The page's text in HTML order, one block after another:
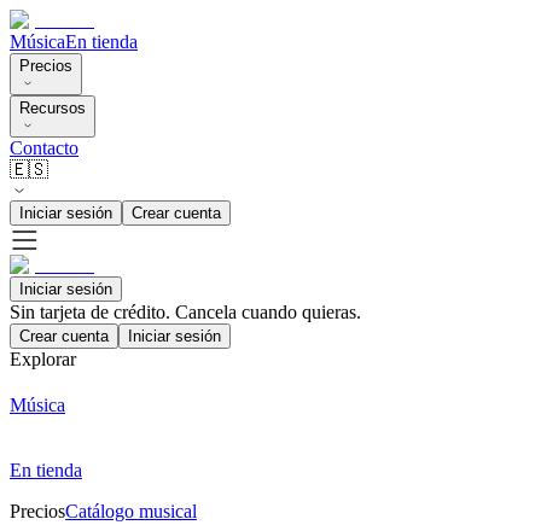
MúsicaEn tienda
Precios
Recursos
Contacto
🇪🇸
Iniciar sesión Crear cuenta
Iniciar sesión
Sin tarjeta de crédito. Cancela cuando quieras.
Crear cuenta Iniciar sesión
Explorar
Música
En tienda
PreciosCatálogo musical